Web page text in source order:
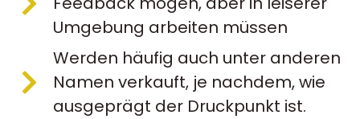
Umgebung arbeiten müssen
Werden häufig auch unter anderen
Namen verkauft, je nachdem, wie
ausgeprägt der Druckpunkt ist.